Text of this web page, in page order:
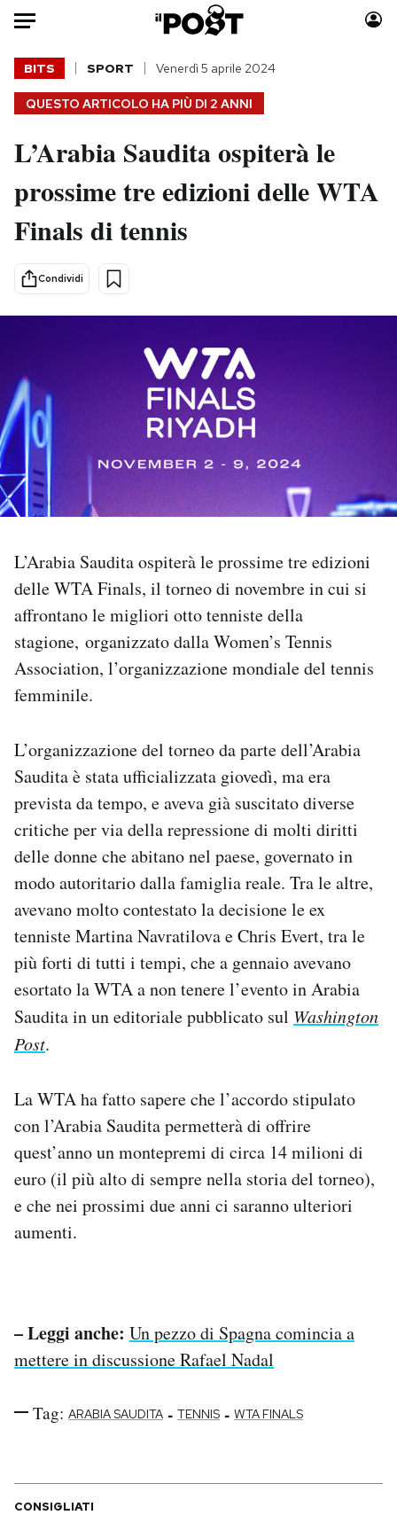
Auto
HOME
Italia
Politica
Tecnologia
Scienza
Moda
Consumismi
Mondiali calcio 2026
PODCAST
NEWSLETTER
SHOP
CALENDARIO
Newsletter
Notifiche mobile
Regala il Post
Hai bisogno di aiuto?
Esci
QUESTO ARTICOLO HA PIÙ DI 2 ANNI
BITS SPORT Venerdì 5 aprile 2024
L’Arabia Saudita ospiterà le
prossime tre edizioni delle WTA
Finals di tennis
Condividi
L’Arabia Saudita ospiterà le prossime tre edizioni
delle WTA Finals, il torneo di novembre in cui si
affrontano le migliori otto tenniste della
stagione, organizzato dalla Women’s Tennis
Association, l’organizzazione mondiale del tennis
femminile.
L’organizzazione del torneo da parte dell’Arabia
Saudita è stata ufficializzata giovedì, ma era
prevista da tempo, e aveva già suscitato diverse
critiche per via della repressione di molti diritti
delle donne che abitano nel paese, governato in
modo autoritario dalla famiglia reale. Tra le altre,
avevano molto contestato la decisione le ex
tenniste Martina Navratilova e Chris Evert, tra le
più forti di tutti i tempi, che a gennaio avevano
esortato la WTA a non tenere l’evento in Arabia
Saudita in un editoriale pubblicato sul Washington
Post.
La WTA ha fatto sapere che l’accordo stipulato
con l’Arabia Saudita permetterà di offrire
quest’anno un montepremi di circa 14 milioni di
euro (il più alto di sempre nella storia del torneo),
e che nei prossimi due anni ci saranno ulteriori
aumenti.
– Leggi anche: Un pezzo di Spagna comincia a
mettere in discussione Rafael Nadal
Tag: ARABIA SAUDITA - TENNIS - WTA FINALS
CONSIGLIATI